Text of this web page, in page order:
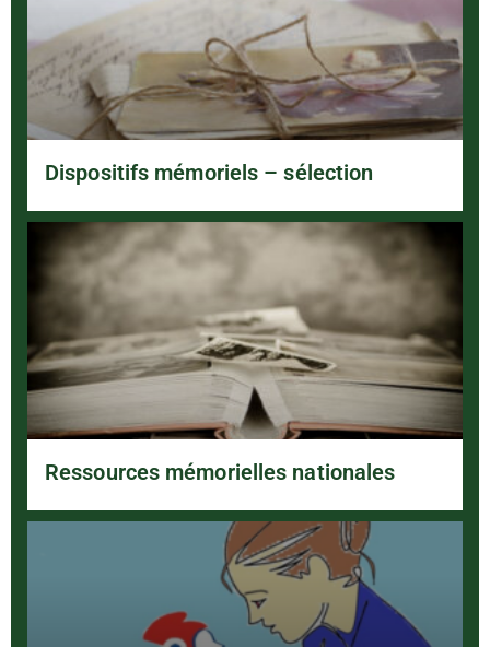
Dispositifs mémoriels – sélection
Ressources mémorielles nationales